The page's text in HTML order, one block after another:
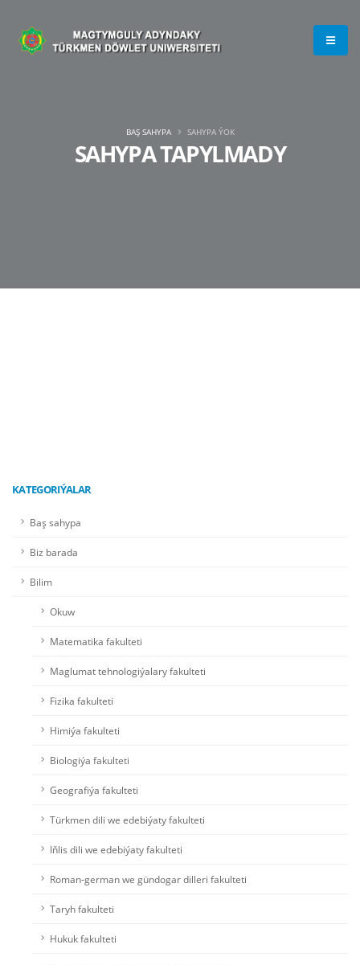
SAHYPA TAPYLMADY
BAŞ SAHYPA SAHYPA ÝOK
KATEGORIÝALAR
Baş sahypa
Biz barada
Bilim
Okuw
Matematika fakulteti
Maglumat tehnologiýalary fakulteti
Fizika fakulteti
Himiýa fakulteti
Biologiýa fakulteti
Geografiýa fakulteti
Türkmen dili we edebiýaty fakulteti
Iňlis dili we edebiýaty fakulteti
Roman-german we gündogar dilleri fakulteti
Taryh fakulteti
Hukuk fakulteti